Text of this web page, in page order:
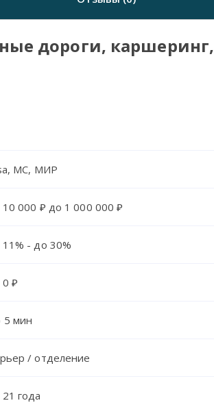
дороги, каршеринг,
MC, МИР
10 000 ₽ до 1 000 000 ₽
11% - до 30%
0 ₽
5 мин
/ отделение
года